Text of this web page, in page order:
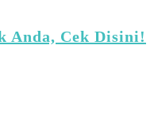
Anda, Cek Disini!